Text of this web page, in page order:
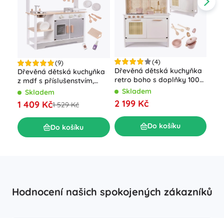
(9)
Dřevěná dětská kuchyňka
z mdf s příslušenstvím,
šedá, 82 cm
Skladem
1 409 Kč1 529 Kč
Do košíku
(4)
Dřevěná dětská kuchyňka
retro boho s doplňky 100
cmSkladem
2 199 Kč
Do košíku
Hodnocení našich spokojených zákazníků